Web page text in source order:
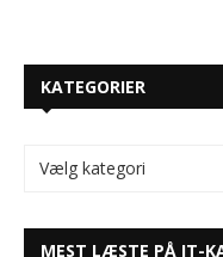
KATEGORIER
MEST LÆSTE PÅ IT-